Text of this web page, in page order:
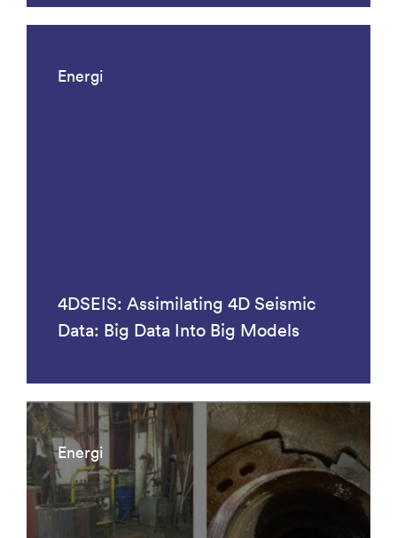
Energi
4DSEIS: Assimilating 4D Seismic
Data: Big Data Into Big Models
Energi